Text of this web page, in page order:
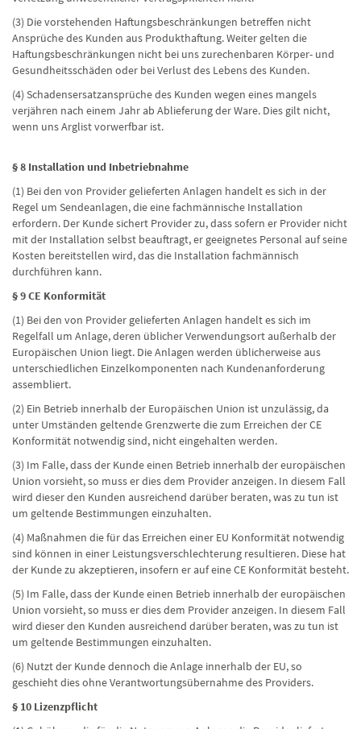
(3) Die vorstehenden Haftungsbeschränkungen betreffen nicht
Ansprüche des Kunden aus Produkthaftung. Weiter gelten die
Haftungsbeschränkungen nicht bei uns zurechenbaren Körper- und
Gesundheitsschäden oder bei Verlust des Lebens des Kunden.
(4) Schadensersatzansprüche des Kunden wegen eines mangels
verjähren nach einem Jahr ab Ablieferung der Ware. Dies gilt nicht,
wenn uns Arglist vorwerfbar ist.
§ 8 Installation und Inbetriebnahme
(1) Bei den von Provider gelieferten Anlagen handelt es sich in der
Regel um Sendeanlagen, die eine fachmännische Installation
erfordern. Der Kunde sichert Provider zu, dass sofern er Provider nicht
mit der Installation selbst beauftragt, er geeignetes Personal auf seine
Kosten bereitstellen wird, das die Installation fachmännisch
durchführen kann.
§ 9 CE Konformität
(1) Bei den von Provider gelieferten Anlagen handelt es sich im
Regelfall um Anlage, deren üblicher Verwendungsort außerhalb der
Europäischen Union liegt. Die Anlagen werden üblicherweise aus
unterschiedlichen Einzelkomponenten nach Kundenanforderung
assembliert.
(2) Ein Betrieb innerhalb der Europäischen Union ist unzulässig, da
unter Umständen geltende Grenzwerte die zum Erreichen der CE
Konformität notwendig sind, nicht eingehalten werden.
(3) Im Falle, dass der Kunde einen Betrieb innerhalb der europäischen
Union vorsieht, so muss er dies dem Provider anzeigen. In diesem Fall
wird dieser den Kunden ausreichend darüber beraten, was zu tun ist
um geltende Bestimmungen einzuhalten.
(4) Maßnahmen die für das Erreichen einer EU Konformität notwendig
sind können in einer Leistungsverschlechterung resultieren. Diese hat
der Kunde zu akzeptieren, insofern er auf eine CE Konformität besteht.
(5) Im Falle, dass der Kunde einen Betrieb innerhalb der europäischen
Union vorsieht, so muss er dies dem Provider anzeigen. In diesem Fall
wird dieser den Kunden ausreichend darüber beraten, was zu tun ist
um geltende Bestimmungen einzuhalten.
(6) Nutzt der Kunde dennoch die Anlage innerhalb der EU, so
geschieht dies ohne Verantwortungsübernahme des Providers.
§ 10 Lizenzpflicht